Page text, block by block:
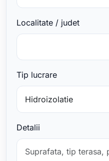
Localitate / judet
Tip lucrare
Detalii